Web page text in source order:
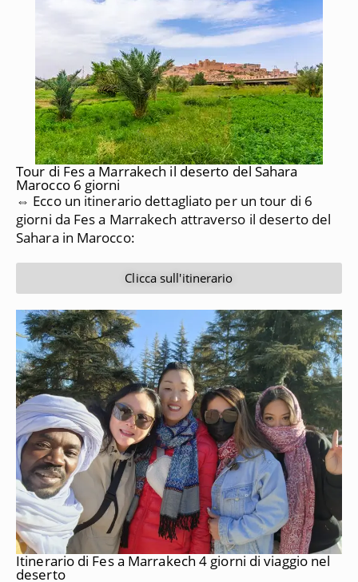
Tour di Fes a Marrakech il deserto del Sahara
Marocco 6 giorni
⇔ Ecco un itinerario dettagliato per un tour di 6
giorni da Fes a Marrakech attraverso il deserto del
Sahara in Marocco:
Clicca sull'itinerario
Itinerario di Fes a Marrakech 4 giorni di viaggio nel
deserto